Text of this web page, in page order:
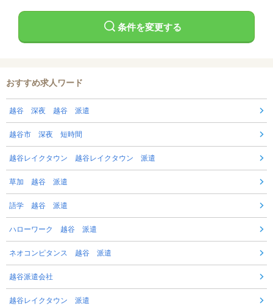
条件を変更する
おすすめ求人ワード
越谷 深夜 越谷 派遣
越谷市 深夜 短時間
越谷レイクタウン 越谷レイクタウン 派遣
草加 越谷 派遣
語学 越谷 派遣
ハローワーク 越谷 派遣
ネオコンピタンス 越谷 派遣
越谷派遣会社
越谷レイクタウン 派遣